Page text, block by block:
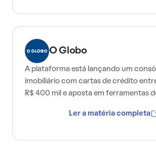
O Globo
A plataforma está lançando um
imobiliário com cartas de crédito
R$ 400 mil e aposta em ferramentas
Ler a matéria completa